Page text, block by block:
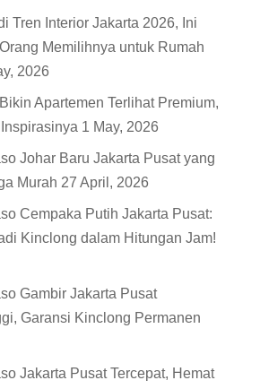
Tren Interior Jakarta 2026, Ini
Memilihnya untuk Rumah
2026
Apartemen Terlihat Premium,
1 May, 2026
Johar Baru Jakarta Pusat yang
Murah 27 April, 2026
Cempaka Putih Jakarta Pusat:
Kinclong dalam Hitungan Jam!
Gambir Jakarta Pusat
Garansi Kinclong Permanen
Jakarta Pusat Tercepat, Hemat